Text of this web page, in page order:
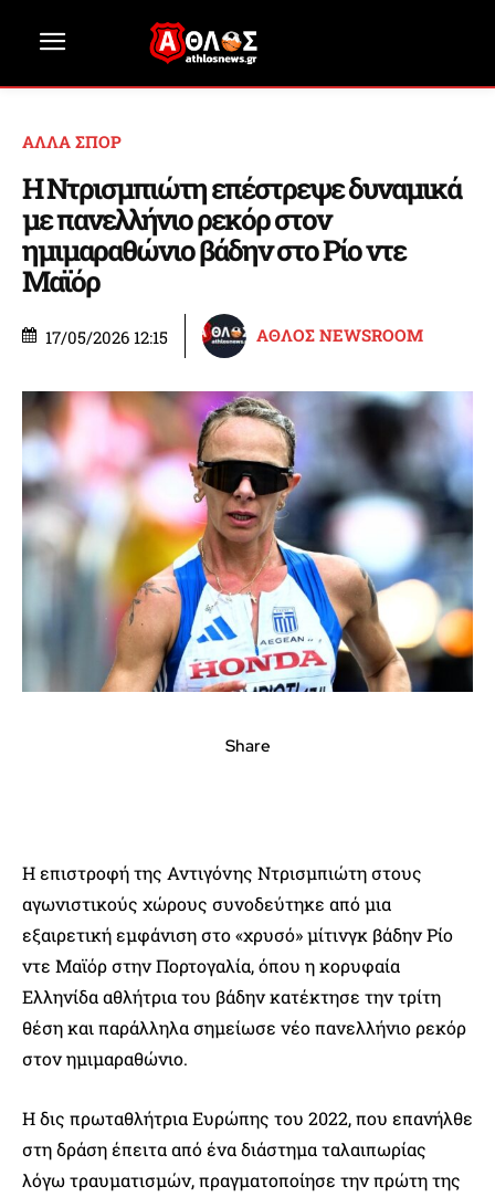
ΑΛΛΑ ΣΠΟΡ
Η Ντρισμπιώτη επέστρεψε δυναμικά
με πανελλήνιο ρεκόρ στον
ημιμαραθώνιο βάδην στο Ρίο ντε
Μαϊόρ
17/05/2026 12:15 ΑΘΛΟΣ NEWSROOM
Share
Η επιστροφή της Αντιγόνης Ντρισμπιώτη στους
αγωνιστικούς χώρους συνοδεύτηκε από μια
εξαιρετική εμφάνιση στο «χρυσό» μίτινγκ βάδην Ρίο
ντε Μαϊόρ στην Πορτογαλία, όπου η κορυφαία
Ελληνίδα αθλήτρια του βάδην κατέκτησε την τρίτη
θέση και παράλληλα σημείωσε νέο πανελλήνιο ρεκόρ
στον ημιμαραθώνιο.
Η δις πρωταθλήτρια Ευρώπης του 2022, που επανήλθε
στη δράση έπειτα από ένα διάστημα ταλαιπωρίας
λόγω τραυματισμών, πραγματοποίησε την πρώτη της